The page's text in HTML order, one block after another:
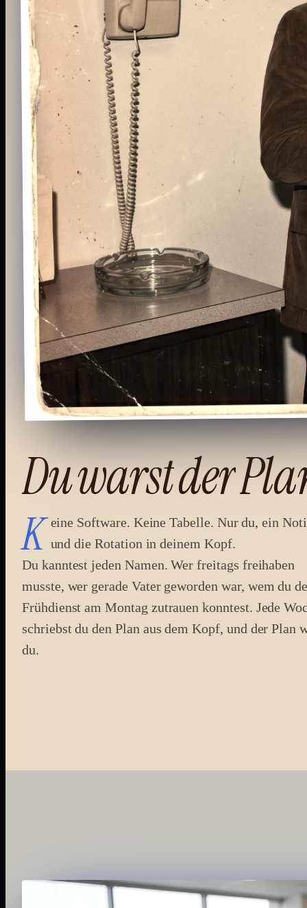
Duwarstder
K eine Software. Keine Tabelle. Nur du, ein
und die Rotation in deinem Kopf.
Du kanntest jeden Namen. Wer freitags freihaben
musste, wer gerade Vater geworden war, wem du
Frühdienst am Montag zutrauen konntest. Jede
schriebst du den Plan aus dem Kopf, und der Plan
du.